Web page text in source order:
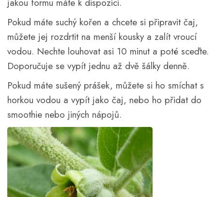
jakou formu máte k dispozici.
Pokud máte suchý kořen a chcete si připravit čaj,
můžete jej rozdrtit na menší kousky a zalít vroucí
vodou. Nechte louhovat asi 10 minut a poté sceďte.
Doporučuje se vypít jednu až dvě šálky denně.
Pokud máte sušený prášek, můžete si ho smíchat s
horkou vodou a vypít jako čaj, nebo ho přidat do
smoothie nebo jiných nápojů.